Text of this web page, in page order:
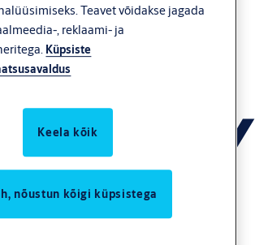
Teavet võidakse jagada
, reklaami- ja
Küpsiste
Keela kõik
nõustun kõigi küpsistega